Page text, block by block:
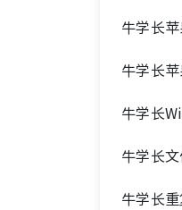
牛学长
牛学长
牛学长
牛学长
牛学长